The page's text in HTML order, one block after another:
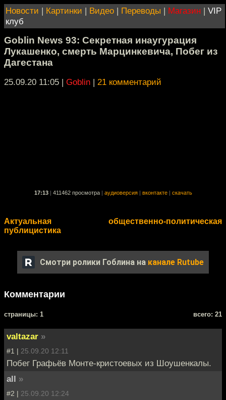
Новости | Картинки | Видео | Переводы | Магазин | VIP
клуб
Goblin News 93: Секретная инаугурация
Лукашенко, смерть Марцинкевича, Побег из
Дагестана
25.09.20 11:05 | Goblin | 21 комментарий
17:13 411462 просмотра аудиоверсия вконтакте скачать
Актуальная общественно-политическая
публицистика
Смотри ролики Гоблина на канале Rutube
Комментарии
cтраницы: 1 всего: 21
valtazar »
#1 | 25.09.20 12:11
Побег Графьёв Монте-кристоевых из Шоушенкалы.
all »
#2 | 25.09.20 12:24